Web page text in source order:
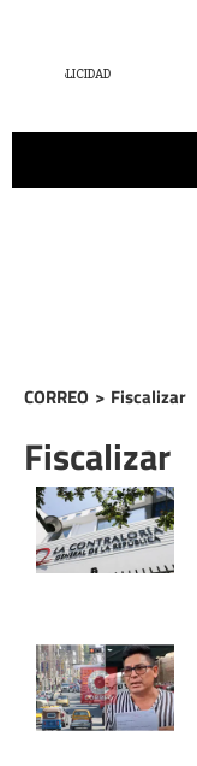
CORREO > Fiscalizar
Fiscalizar